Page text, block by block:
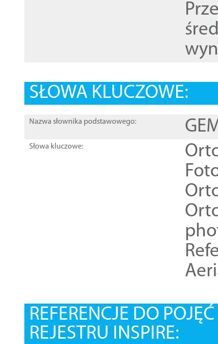
SŁOWA KLUCZOWE:
Nazwa słownika podstawowego:
Słowa kluczowe:
REFERENCJE DO
REJESTRU INSPIRE: